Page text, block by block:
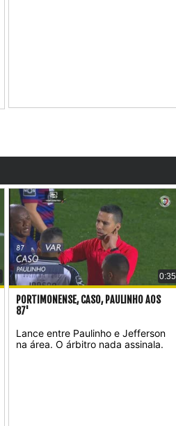
0:35
PORTIMONENSE, CASO, PAULINHO AOS
87'
Lance entre Paulinho e Jefferson
na área. O árbitro nada assinala.